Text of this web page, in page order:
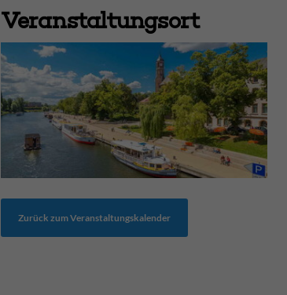
Veranstaltungsort
Zurück zum Veranstaltungskalender